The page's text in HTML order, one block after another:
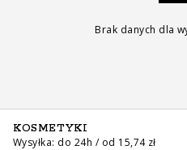
Brak danych dla
KOSMETYKI
Wysyłka: do 24h / od 15,74 zł